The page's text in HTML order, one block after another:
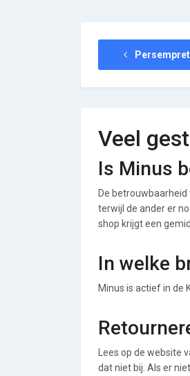
Veel
Is Minus
De betrouwbaarheid
terwijl de ander er
shop krijgt een
In welke
Minus is actief in de
Lees op de website
dat niet bij. Als er